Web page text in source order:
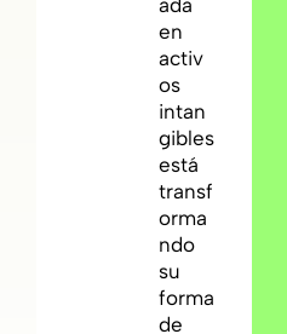
en
activ
os
intan
gibles
está
transf
orma
ndo
su
forma
de